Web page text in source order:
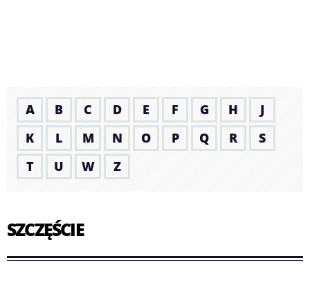
A B C D E F G H
J
K
L M N O P Q R
S
T
U W Z
SZCZĘŚCIE